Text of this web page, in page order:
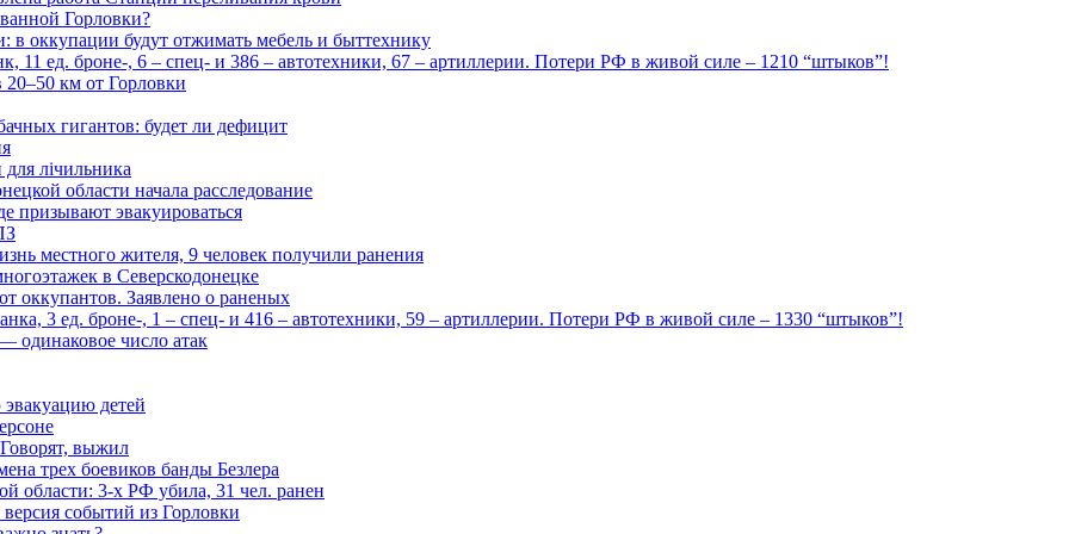
Горловки?
в оккупации будут отжимать мебель и быттехнику
ед. броне-, 6 – спец- и 386 – автотехники, 67 – артиллерии. Потери РФ в живой силе – 1210 “штыков”!
км от Горловки
гигантов: будет ли дефицит
для лічильника
области начала расследование
призывают эвакуироваться
местного жителя, 9 человек получили ранения
в Северскодонецке
оккупантов. Заявлено о раненых
3 ед. броне-, 1 – спец- и 416 – автотехники, 59 – артиллерии. Потери РФ в живой силе – 1330 “штыков”!
одинаковое число атак
детей
выжил
трех боевиков банды Безлера
области: 3-х РФ убила, 31 чел. ранен
событий из Горловки